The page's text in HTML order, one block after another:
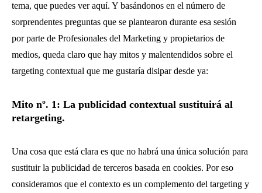
tema, que puedes ver aquí. Y basándonos en el número de
sorprendentes preguntas que se plantearon durante esa sesión
por parte de Profesionales del Marketing y propietarios de
medios, queda claro que hay mitos y malentendidos sobre el
targeting contextual que me gustaría disipar desde ya:
Mito nº. 1: La publicidad contextual sustituirá al
retargeting.
Una cosa que está clara es que no habrá una única solución para
sustituir la publicidad de terceros basada en cookies. Por eso
consideramos que el contexto es un complemento del targeting y